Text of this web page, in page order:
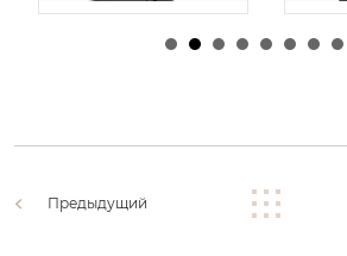
由admin |30 1 月,
由
Предыдущий